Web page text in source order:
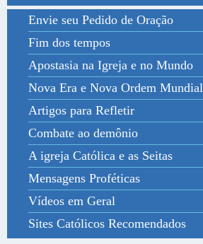
Envie seu Pedido de Oração
Fim dos tempos
Apostasia na Igreja e no Mundo
Nova Era e Nova Ordem Mundial
Artigos para Refletir
Combate ao demônio
A igreja Católica e as Seitas
Mensagens Proféticas
Vídeos em Geral
Sites Católicos Recomendados